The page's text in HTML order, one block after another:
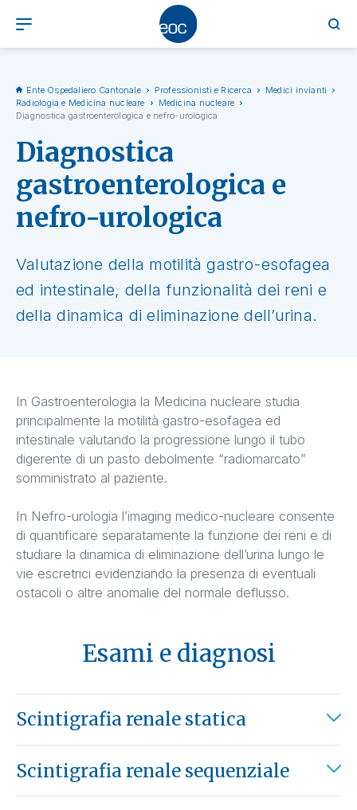
Ente Ospedaliero Cantonale Professionisti e Ricerca
Medici invianti
Radiologia e Medicina nucleare
Medicina nucleare
Diagnostica gastroenterologica e nefro-urologica
Diagnostica
gastroenterologica e
nefro-urologica
Valutazione della motilità gastro-esofagea
ed intestinale, della funzionalità dei reni e
della dinamica di eliminazione dell’urina.
In Gastroenterologia la Medicina nucleare studia
principalmente la motilità gastro-esofagea ed
intestinale valutando la progressione lungo il tubo
digerente di un pasto debolmente “radiomarcato”
somministrato al paziente.
In Nefro-urologia l’imaging medico-nucleare consente
di quantificare separatamente la funzione dei reni e di
studiare la dinamica di eliminazione dell’urina lungo le
vie escretrici evidenziando la presenza di eventuali
ostacoli o altre anomalie del normale deflusso.
Esami e diagnosi
Scintigrafia renale statica
Scintigrafia renale sequenziale